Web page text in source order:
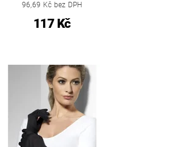
96,69 Kč bez DPH
117 Kč